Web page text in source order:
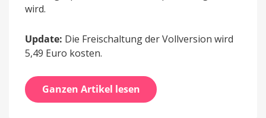
wird.
Update: Die Freischaltung der Vollversion wird
5,49 Euro kosten.
Ganzen Artikel lesen